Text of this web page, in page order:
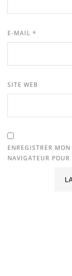
E-MAIL *
SITE WEB
ENREGISTRER
NAVIGATEUR